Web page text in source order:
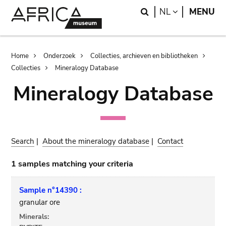
Search
NL LANGUAGE
MENU
Breadcrumb
Home Onderzoek
Collecties, archieven en bibliotheken
Collecties
Mineralogy Database
Mineralogy Database
Search |About the mineralogy database | Contact
1 samples matching your criteria
Sample n°14390 :
granular ore
Minerals: